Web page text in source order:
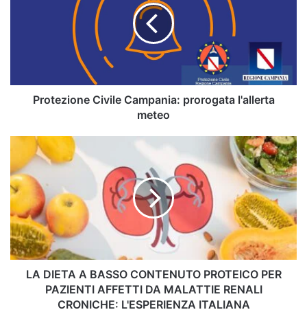
Protezione Civile Campania: prorogata l'allerta
meteo
DIETA
A
BASSO
CONTENUTO
PROTEICO
PER
PAZIENTI
AFFETTI
MALATTIE
LA DIETA A BASSO CONTENUTO PROTEICO PER
PAZIENTI AFFETTI DA MALATTIE RENALI
CRONICHE: L'ESPERIENZA ITALIANA